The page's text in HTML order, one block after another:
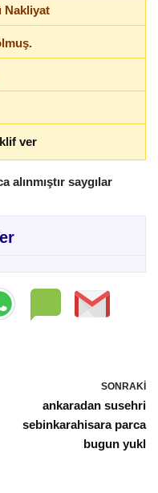
Nakliyat
ver
alınmıştır saygılar
SONRAKI
ankaradan susehri
sebinkarahisara parca
bugun yukl